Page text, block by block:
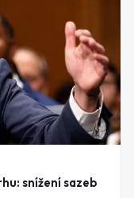
snížení sazeb